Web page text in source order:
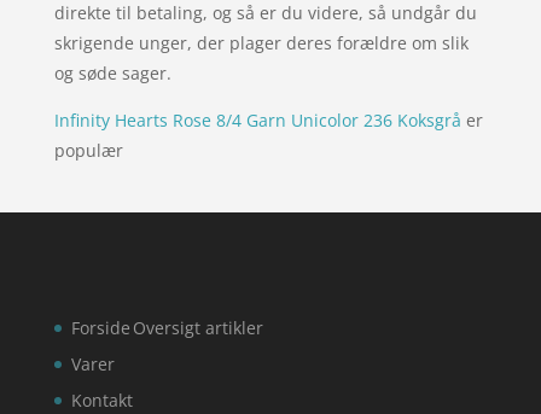
direkte til betaling, og så er du videre, så undgår du
skrigende unger, der plager deres forældre om slik
og søde sager.
Infinity Hearts Rose 8/4 Garn Unicolor 236 Koksgrå er
populær
Forside
Varer
Kontakt
Oversigt artikler